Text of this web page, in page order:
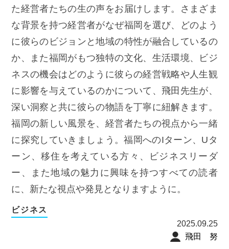
た経営者たちの生の声をお届けします。さまざま
な背景を持つ経営者がなぜ福岡を選び、どのよう
に彼らのビジョンと地域の特性が融合しているの
か、また福岡がもつ独特の文化、生活環境、ビジ
ネスの機会はどのように彼らの経営戦略や人生観
に影響を与えているのかについて、飛田先生が、
深い洞察と共に彼らの物語を丁寧に紐解きます。
福岡の新しい風景を、経営者たちの視点から一緒
に探究していきましょう。福岡へのIターン、Uタ
ーン、移住を考えている方々、ビジネスリーダ
ー、また地域の魅力に興味を持つすべての読者
に、新たな視点や発見となりますように。
ビジネス
2025.09.25
飛田 努